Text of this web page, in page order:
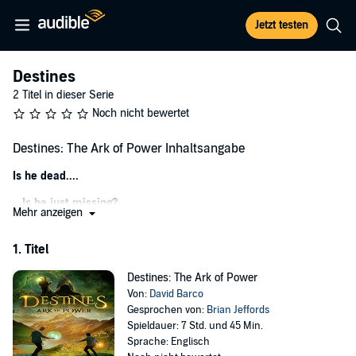
Jetzt testen
Destines
2 Titel in dieser Serie
Noch nicht bewertet
Destines: The Ark of Power Inhaltsangabe
Is he dead....
...Is he just missing?
For fifteen-year-old Harrison Grady, the thought of knowing what
happened to his father dominates his every thought. His father and
his elite task force, The Silver Falcons, vanished one night thirteen
years ago while on a top-secret mission. Under the decree of the
Destine Elder, they may never be spoken of - even by Harrison’s
family.An eerie silence…
Mehr anzeigen
1. Titel
Destines: The Ark of Power
Von: David Barco
Gesprochen von: Brian Jeffords
Spieldauer: 7 Std. und 45 Min.
Sprache: Englisch